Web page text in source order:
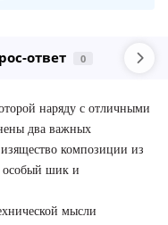
ответ 0
наряду с отличными
два важных
композиции из
особый шик и
мысли